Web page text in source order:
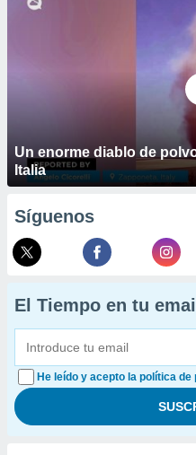
Un enorme diablo de
Italia
Síguenos
El Tiempo en tu email
He leído y acepto la política de